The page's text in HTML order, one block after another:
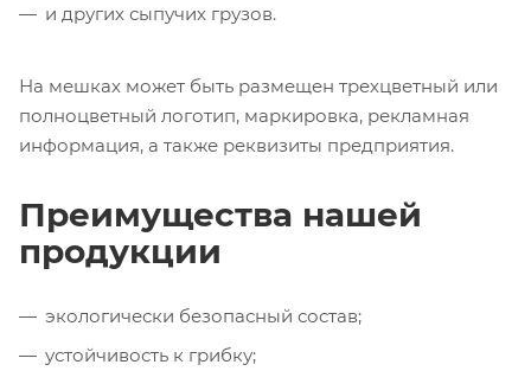
и других сыпучих грузов.
На мешках может быть размещен трехцветный или
полноцветный логотип, маркировка, рекламная
информация, а также реквизиты предприятия.
Преимущества нашей
продукции
экологически безопасный состав;
устойчивость к грибку;